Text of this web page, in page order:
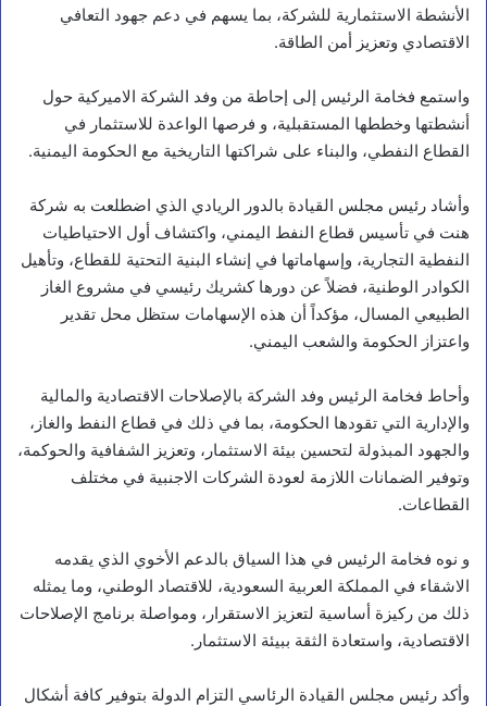
الأنشطة الاستثمارية للشركة، بما يسهم في دعم جهود التعافي
الاقتصادي وتعزيز أمن الطاقة.
واستمع فخامة الرئيس إلى إحاطة من وفد الشركة الاميركية حول
أنشطتها وخططها المستقبلية، و فرصها الواعدة للاستثمار في
القطاع النفطي، والبناء على شراكتها التاريخية مع الحكومة اليمنية.
وأشاد رئيس مجلس القيادة بالدور الريادي الذي اضطلعت به شركة
هنت في تأسيس قطاع النفط اليمني، واكتشاف أول الاحتياطيات
النفطية التجارية، وإسهاماتها في إنشاء البنية التحتية للقطاع، وتأهيل
الكوادر الوطنية، فضلاً عن دورها كشريك رئيسي في مشروع الغاز
الطبيعي المسال، مؤكداً أن هذه الإسهامات ستظل محل تقدير
واعتزاز الحكومة والشعب اليمني.
وأحاط فخامة الرئيس وفد الشركة بالإصلاحات الاقتصادية والمالية
والإدارية التي تقودها الحكومة، بما في ذلك في قطاع النفط والغاز،
والجهود المبذولة لتحسين بيئة الاستثمار، وتعزيز الشفافية والحوكمة،
وتوفير الضمانات اللازمة لعودة الشركات الاجنبية في مختلف
القطاعات.
و نوه فخامة الرئيس في هذا السياق بالدعم الأخوي الذي يقدمه
الاشقاء في المملكة العربية السعودية، للاقتصاد الوطني، وما يمثله
ذلك من ركيزة أساسية لتعزيز الاستقرار، ومواصلة برنامج الإصلاحات
الاقتصادية، واستعادة الثقة ببيئة الاستثمار.
وأكد رئيس مجلس القيادة الرئاسي التزام الدولة بتوفير كافة أشكال